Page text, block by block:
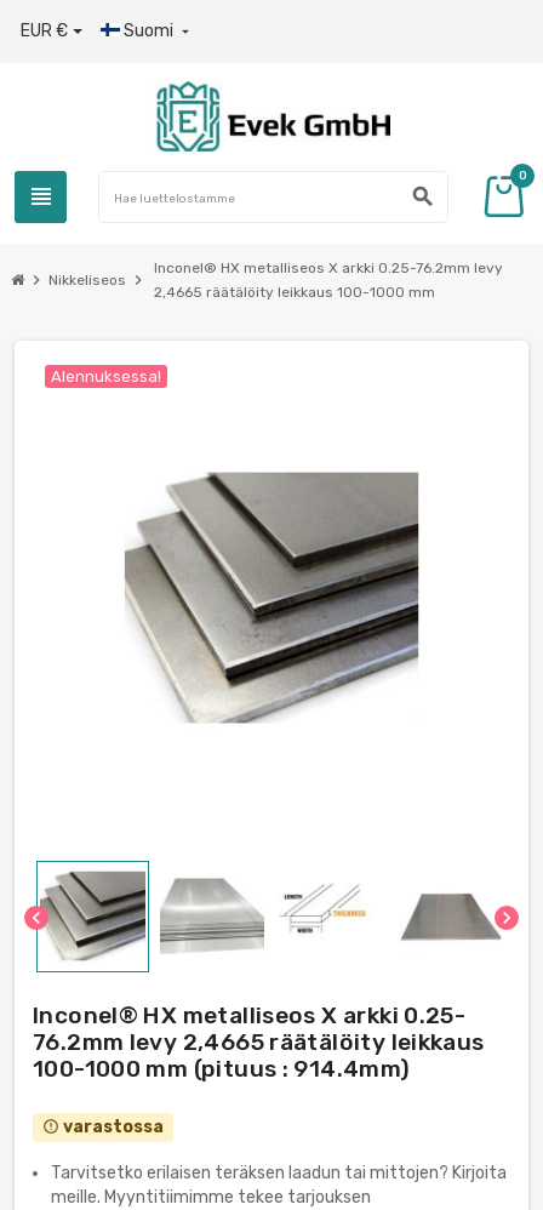
EUR € Suomi 
view_headline search
0
chevron_right Nikkeliseos chevron_right
Inconel® HX metalliseos X arkki 0.25-76.2mm levy
2,4665 räätälöity leikkaus 100-1000 mm
chevron_left chevron_right
Alennuksessa!
Inconel® HX metalliseos X arkki 0.25-
76.2mm levy 2,4665 räätälöity leikkaus
100-1000 mm (pituus : 914.4mm)
error_outline varastossa
Tarvitsetko erilaisen teräksen laadun tai mittojen? Kirjoita
meille. Myyntitiimimme tekee tarjouksen